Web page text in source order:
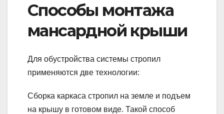
Способы монтажа
мансардной крыши
Для обустройства системы стропил
применяются две технологии:
Сборка каркаса стропил на земле и подъем
на крышу в готовом виде. Такой способ